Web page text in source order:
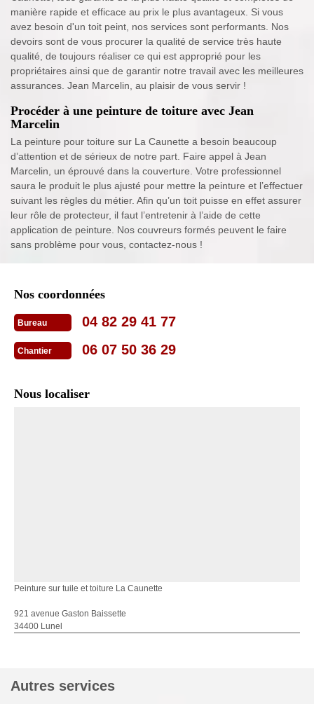
manière rapide et efficace au prix le plus avantageux. Si vous
avez besoin d'un toit peint, nos services sont performants. Nos
devoirs sont de vous procurer la qualité de service très haute
qualité, de toujours réaliser ce qui est approprié pour les
propriétaires ainsi que de garantir notre travail avec les meilleures
assurances. Jean Marcelin, au plaisir de vous servir !
Procéder à une peinture de toiture avec Jean
Marcelin
La peinture pour toiture sur La Caunette a besoin beaucoup
d’attention et de sérieux de notre part. Faire appel à Jean
Marcelin, un éprouvé dans la couverture. Votre professionnel
saura le produit le plus ajusté pour mettre la peinture et l’effectuer
suivant les règles du métier. Afin qu’un toit puisse en effet assurer
leur rôle de protecteur, il faut l’entretenir à l’aide de cette
application de peinture. Nos couvreurs formés peuvent le faire
sans problème pour vous, contactez-nous !
Nos coordonnées
Bureau 04 82 29 41 77
Chantier 06 07 50 36 29
Nous localiser
Peinture sur tuile et toiture La Caunette
921 avenue Gaston Baissette
34400 Lunel
Autres services